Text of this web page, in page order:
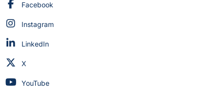
Myndigheten för civilt försvar på
Facebook
Myndigheten för civilt försvar på
Instagram
Myndigheten för civilt försvar på
LinkedIn
Myndigheten för civilt försvar på
X
Myndigheten för civilt försvar på
YouTube